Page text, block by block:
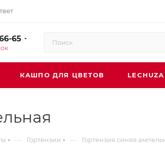
65
КАШПО ДЛЯ ЦВЕТОВ LECHUZA
— Гортензии — Гортензия синяя